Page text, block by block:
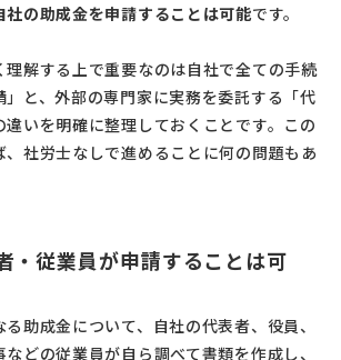
の助成金を申請することは可能です。
解する上で重要なのは自社で全ての手続
」と、外部の専門家に実務を委託する「代
いを明確に整理しておくことです。この
社労士なしで進めることに何の問題もあ
・従業員が申請することは可
助成金について、自社の代表者、役員、
どの従業員が自ら調べて書類を作成し、